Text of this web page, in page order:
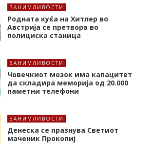
ЗАНИМЛИВОСТИ
Родната куќа на Хитлер во
Австрија се претвора во
полициска станица
ЗАНИМЛИВОСТИ
Човечкиот мозок има капацитет
да складира меморија од 20.000
паметни телефони
ЗАНИМЛИВОСТИ
Денеска се празнува Светиот
маченик Прокопиј